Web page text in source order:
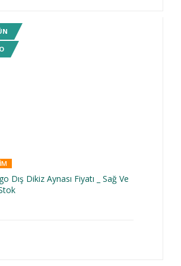
Dış Dikiz Aynası Fiyatı _ Sağ Ve